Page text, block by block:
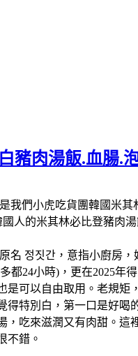
豬肉湯飯.血腸.
我們小虎吃貨團韓國米
人的米其林必比登豬肉
정짓간，意指小廚房
24小時)，更在2025年
可以自由取用。老規矩
特別白，第一口是好喝
吃來滋潤又有肉甜。這
不錯。